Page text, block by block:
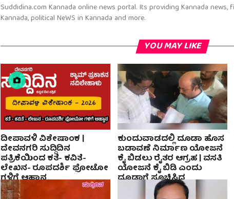
Suddidina.com Kannada online news portal. Its providing Kannada news,
Kannada, political NeWS in Kannada and more.
YOU MAY LIKE
ದೀಪಾವಳಿ ವಿಶೇಷಾಂಕ |
ದೇವನಗರಿ ಸುದ್ದಿದಿನ
ಪತ್ರಿಕೆಯಿಂದ ಕತೆ- ಕವಿತೆ-
ಲೇಖನ- ರೂಪದರ್ಶಿ ಫೋಟೋ
ಗಳಿಗೆ ಆಹ್ವಾನ
ಕುಂದುವಾಡದಲ್ಲಿ ದೂಡಾ ಹೊಸ
ಬಡಾವಣೆ ನಿರ್ಮಾಣ ಯೋಜನೆ
ಕೈ ಬಿಡಲು ರೈತರ ಆಗ್ರಹ | ವಸತಿ
ಯೋಜನೆ ಕೈ ಬಿಡಿ ಎಂದು
ದೂಡಾಗೆ ಸೂಚಿಸಿದ
ನಗರಾಭಿವೃದ್ದಿ ಸಚಿವ ಯತೀಂದ್ರ